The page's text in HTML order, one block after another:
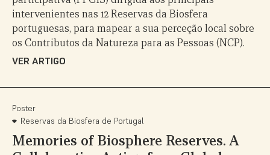
intervenientes nas 12 Reservas da Biosfera
portuguesas, para mapear a sua perceção local sobre
os Contributos da Natureza para as Pessoas (NCP).
VER ARTIGO
Poster
Reservas da Biosfera de Portugal
Memories of Biosphere Reserves. A